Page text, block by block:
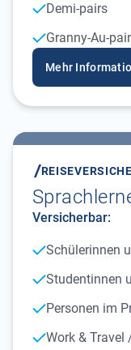
Demi-pairs
Granny-Au-
Mehr
Versicherbar:
Schülerinnen
Studentinnen
Personen im
Work & Travel